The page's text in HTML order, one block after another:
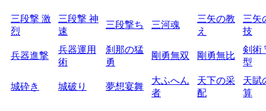
三段撃 激
烈
三段撃 神
速
三段撃ち 三河魂
三矢の教
え
三矢
技
兵器進撃
兵器運用
術
刹那の猛
勇
剛勇無双 剛勇無比
剣術
型
城砕き 城破り 夢想宴舞
大ふへん
者
天下の采
配
天賦
算